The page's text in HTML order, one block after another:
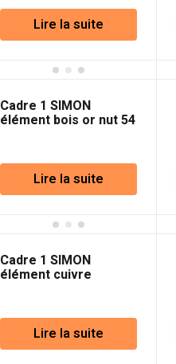
Lire la suite
Cadre 1 SIMON
élément bois or nut 54
Lire la suite
Cadre 1 SIMON
élément cuivre
Lire la suite